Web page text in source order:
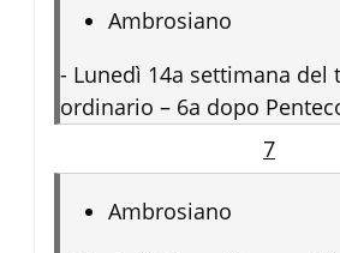
Ambrosiano
- Lunedì 14a settimana del
ordinario – 6a dopo
7
Ambrosiano